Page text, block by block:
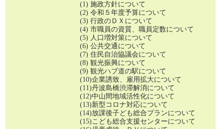
(1) 施政方針について
(2) 令和５年度予算について
(3) 行政のＤＸについて
(4) 市職員の資質、職員定数について
(5) 人口増対策について
(6) 公共交通について
(7) 住民自治協議会について
(8) 観光振興について
(9) 観光ハブ道の駅について
(10)企業誘致、雇用拡大について
(11)丹波島橋渋滞解消について
(12)中山間地域活性化について
(13)新型コロナ対応について
(14)放課後子ども総合プランについて
(15)こども総合支援センターについて